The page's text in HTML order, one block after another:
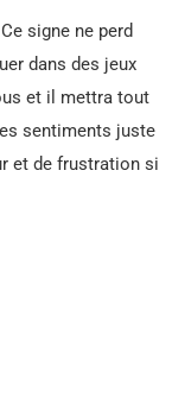
signe ne perd
dans des jeux
et il mettra tout
sentiments juste
et de frustration si